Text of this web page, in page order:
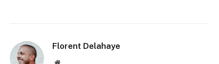
Florent Delahaye
Site